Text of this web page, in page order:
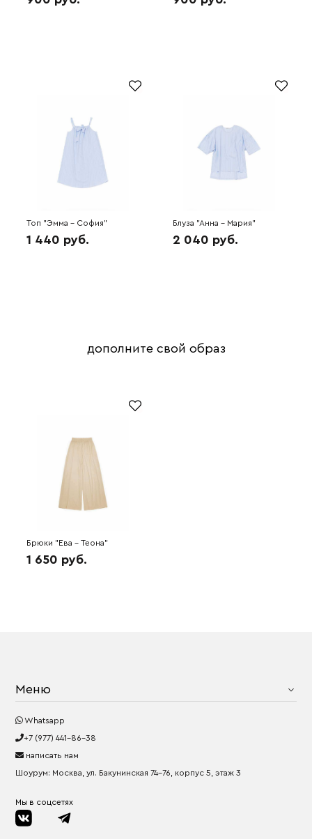
Топ "Эмма - София"
(голубой) 6H5045
1 440 руб.
Блуза "Анна - Мария"
(голубой) 6H5015
2 040 руб.
дополните свой образ
Брюки "Ева - Теона"
(кофейный) 6H3108
1 650 руб.
Меню
Whatsapp
+7 (977) 441-86-38
написать нам
Шоурум: Москва, ул. Бакунинская 74-76, корпус 5, этаж 3
Мы в соцсетях